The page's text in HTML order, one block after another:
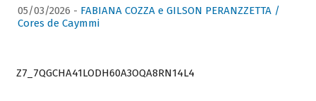
05/03/2026 - FABIANA COZZA e GILSON PERANZZETTA /
Cores de Caymmi
Z7_7QGCHA41LODH60A3OQA8RN14L4